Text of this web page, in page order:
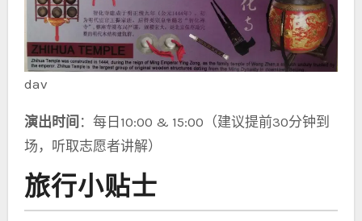
dav
演出时间 ：每日10:00 & 15:00（建议提前30分钟到
场，听取志愿者讲解）
旅行小贴士